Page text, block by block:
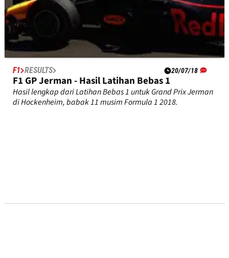
F1 RESULTS 20/07/18
F1 GP Jerman - Hasil Latihan Bebas 1
Hasil lengkap dari Latihan Bebas 1 untuk Grand Prix Jerman
di Hockenheim, babak 11 musim Formula 1 2018.